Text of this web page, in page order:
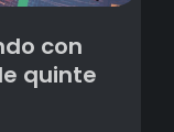
con
quinte